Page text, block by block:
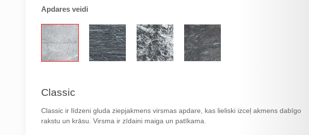
Apdares veidi
Classic
Classic ir līdzeni gluda ziepjakmens virsmas apdare, kas lieliski izceļ akmens dabīgo
rakstu un krāsu. Virsma ir zīdaini maiga un patīkama.